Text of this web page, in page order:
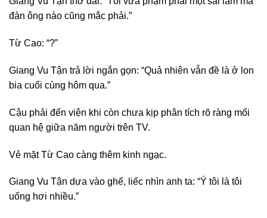
đàn ông nào cũng mắc phải.”
Từ Cao: “?”
Giang Vu Tận trả lời ngắn gọn: “Quả nhiên vẫn đề là ở lon
bia cuối cùng hôm qua.”
Cậu phải đến viện khi còn chưa kịp phân tích rõ ràng mối
quan hệ giữa năm người trên TV.
Vẻ mặt Từ Cao càng thêm kinh ngạc.
Giang Vu Tận dựa vào ghế, liếc nhìn anh ta: “Ý tôi là tôi
uống hơi nhiều.”